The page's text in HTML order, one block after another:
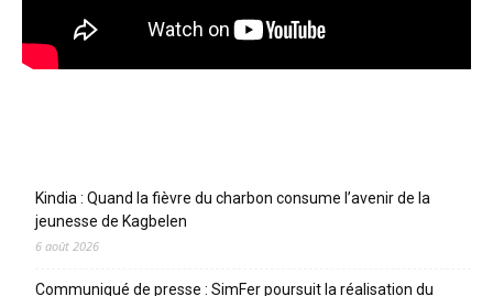
Kindia : Quand la fièvre du charbon consume l’avenir de la
jeunesse de Kagbelen
6 août 2026
Communiqué de presse : SimFer poursuit la réalisation du